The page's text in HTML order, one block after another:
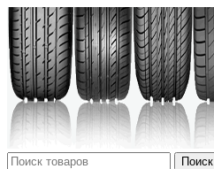
Поиск